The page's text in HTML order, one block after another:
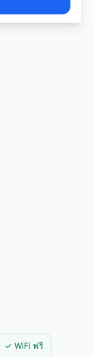
✓ WiFi ฟรี